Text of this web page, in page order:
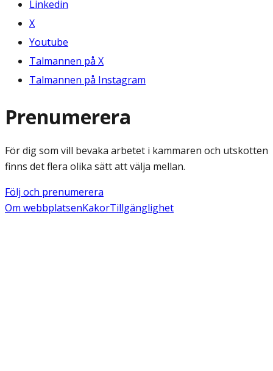
Linkedin
X
Youtube
Talmannen på X
Talmannen på Instagram
Prenumerera
För dig som vill bevaka arbetet i kammaren och utskotten
finns det flera olika sätt att välja mellan.
Följ och prenumerera
Om webbplatsenKakorTillgänglighet